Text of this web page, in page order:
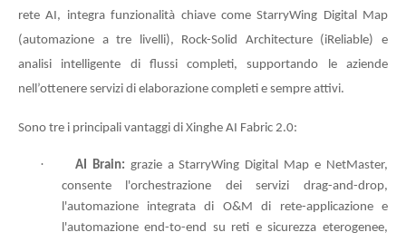
rete AI, integra funzionalità chiave come StarryWing Digital Map
(automazione a tre livelli), Rock-Solid Architecture (iReliable) e
analisi intelligente di flussi completi, supportando le aziende
nell’ottenere servizi di elaborazione completi e sempre attivi.
Sono tre i principali vantaggi di Xinghe AI Fabric 2.0:
· AI Brain: grazie a StarryWing Digital Map e NetMaster,
consente l'orchestrazione dei servizi drag-and-drop,
l'automazione integrata di O&M di rete-applicazione e
l'automazione end-to-end su reti e sicurezza eterogenee,